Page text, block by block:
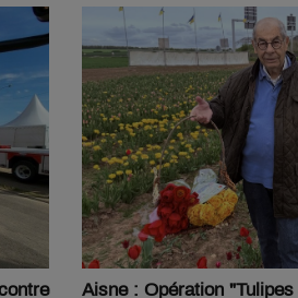
Aisne : Opération